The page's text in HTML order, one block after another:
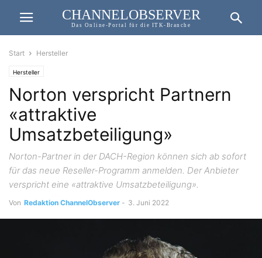
CHANNELOBSERVER
Das Online-Portal für die ITK-Branche
Start Hersteller
Hersteller
Norton verspricht Partnern
«attraktive
Umsatzbeteiligung»
Norton-Partner in der DACH-Region können sich ab sofort
für das neue Reseller-Programm anmelden. Der Anbieter
verspricht eine «attraktive Umsatzbeteiligung».
Von Redaktion ChannelObserver - 3. Juni 2022